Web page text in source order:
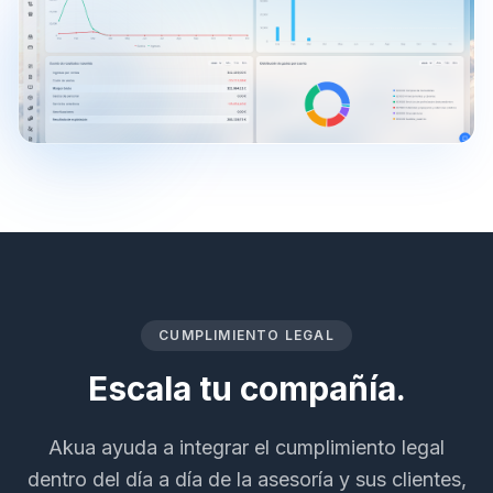
CUMPLIMIENTO LEGAL
Escala tu compañía.
Akua ayuda a integrar el cumplimiento legal
dentro del día a día de la asesoría y sus clientes,